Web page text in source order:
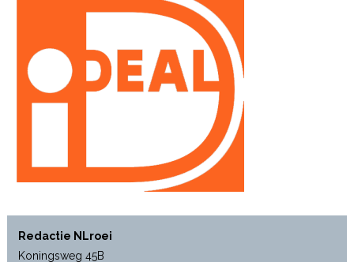
Redactie NLroei
Koningsweg 45B